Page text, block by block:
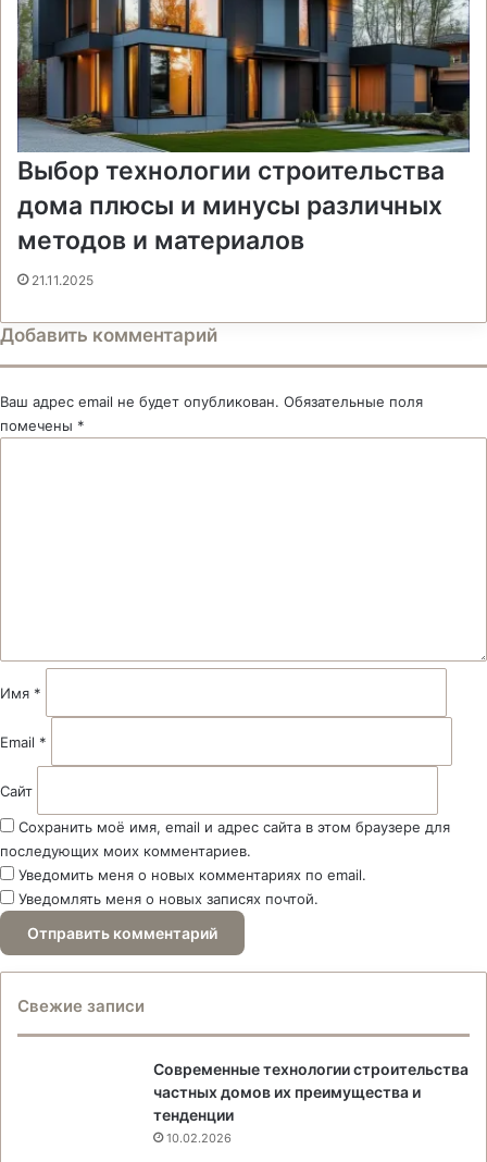
Выбор технологии строительства
дома плюсы и минусы различных
методов и материалов
21.11.2025
Добавить комментарий
Ваш адрес email не будет опубликован. Обязательные поля
помечены *
и
й
Имя *
Email *
Сайт
Сохранить моё имя, email и адрес сайта в этом браузере для
последующих моих комментариев.
Уведомить меня о новых комментариях по email.
Уведомлять меня о новых записях почтой.
Свежие записи
Современные технологии строительства
частных домов их преимущества и
тенденции
10.02.2026